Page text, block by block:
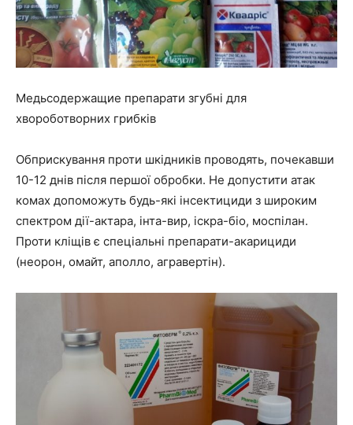
Медьсодержащие препарати згубні для
хвороботворних грибків
Обприскування проти шкідників проводять, почекавши
10-12 днів після першої обробки. Не допустити атак
комах допоможуть будь-які інсектициди з широким
спектром дії-актара, інта-вир, іскра-біо, моспілан.
Проти кліщів є спеціальні препарати-акарициди
(неорон, омайт, аполло, агравертін).